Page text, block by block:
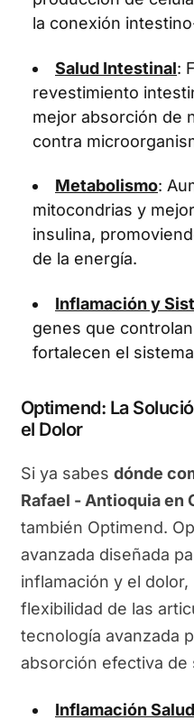
la conexión
Salud Intestinal:
revestimiento
mejor absorción de
contra
Metabolismo:
mitocondrias y
insulina,
de la energía.
Inflamación y
genes que
fortalecen el
Optimend: La
el Dolor
Si ya sabes dónde
Rafael - Antioquia en
también Optimend.
avanzada diseñada
inflamación y el
flexibilidad de las
tecnología avanzada
absorción efectiva de
Inflamación